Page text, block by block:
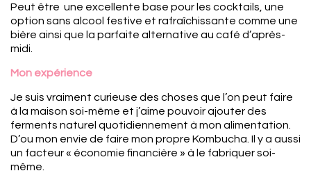
Peut être une excellente base pour les cocktails, une
option sans alcool festive et rafraîchissante comme une
bière ainsi que la parfaite alternative au café d’après-
midi.
Mon expérience
Je suis vraiment curieuse des choses que l’on peut faire
à la maison soi-même et j’aime pouvoir ajouter des
ferments naturel quotidiennement à mon alimentation.
D’ou mon envie de faire mon propre Kombucha. Il y a aussi
un facteur « économie financière » à le fabriquer soi-
même.